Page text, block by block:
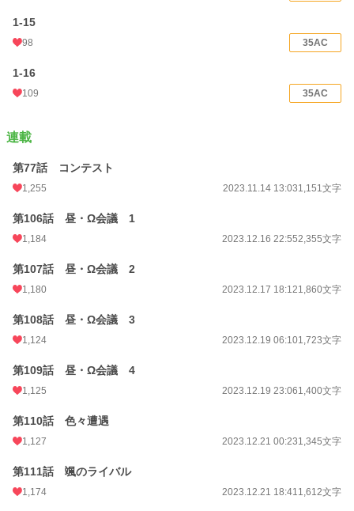
1-15
98 35AC
1-16
109 35AC
連載
第77話 コンテスト
1,255 2023.11.14 13:031,151文字
第106話 昼・Ω会議 1
1,184 2023.12.16 22:552,355文字
第107話 昼・Ω会議 2
1,180 2023.12.17 18:121,860文字
第108話 昼・Ω会議 3
1,124 2023.12.19 06:101,723文字
第109話 昼・Ω会議 4
1,125 2023.12.19 23:061,400文字
第110話 色々遭遇
1,127 2023.12.21 00:231,345文字
第111話 颯のライバル
1,174 2023.12.21 18:41 1,612文字